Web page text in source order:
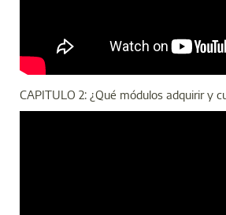
CAPITULO 2: ¿Qué módulos adquirir y